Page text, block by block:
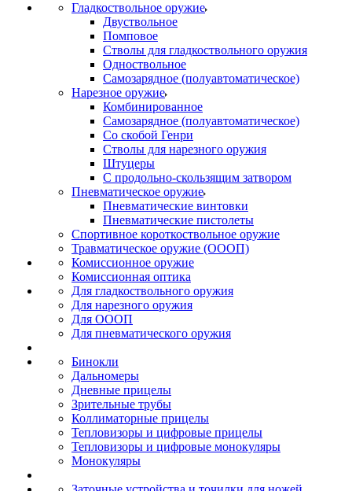
Гладкоствольное оружие
Двуствольное
Помповое
Стволы для гладкоствольного оружия
Одноствольное
Самозарядное (полуавтоматическое)
Нарезное оружие
Комбинированное
Самозарядное (полуавтоматическое)
Со скобой Генри
Стволы для нарезного оружия
Штуцеры
С продольно-скользящим затвором
Пневматическое оружие
Пневматические винтовки
Пневматические пистолеты
Спортивное короткоствольное оружие
Травматическое оружие (ОООП)
Комиссионное оружие
Комиссионная оптика
Для гладкоствольного оружия
Для нарезного оружия
Для ОООП
Для пневматического оружия
Бинокли
Дальномеры
Дневные прицелы
Зрительные трубы
Коллиматорные прицелы
Тепловизоры и цифровые прицелы
Тепловизоры и цифровые монокуляры
Монокуляры